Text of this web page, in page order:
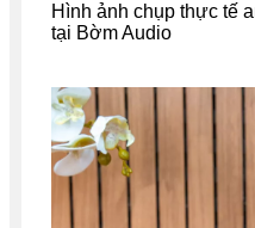
Hình ảnh chụp thực tế
tại Bờm Audio